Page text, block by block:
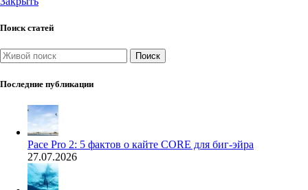
Поиск статей
Поиск
Последние публикации
Pace Pro 2: 5 фактов о кайте CORE для биг-эйра
27.07.2026